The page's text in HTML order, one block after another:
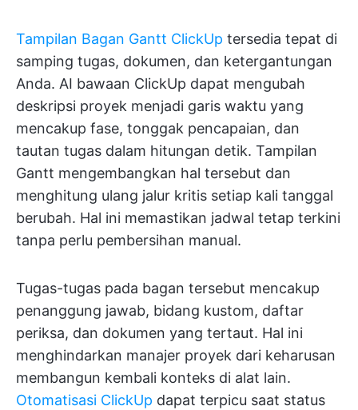
Tampilan Bagan Gantt ClickUp tersedia tepat di
samping tugas, dokumen, dan ketergantungan
Anda. AI bawaan ClickUp dapat mengubah
deskripsi proyek menjadi garis waktu yang
mencakup fase, tonggak pencapaian, dan
tautan tugas dalam hitungan detik. Tampilan
Gantt mengembangkan hal tersebut dan
menghitung ulang jalur kritis setiap kali tanggal
berubah. Hal ini memastikan jadwal tetap terkini
tanpa perlu pembersihan manual.
Tugas-tugas pada bagan tersebut mencakup
penanggung jawab, bidang kustom, daftar
periksa, dan dokumen yang tertaut. Hal ini
menghindarkan manajer proyek dari keharusan
membangun kembali konteks di alat lain.
Otomatisasi ClickUp dapat terpicu saat status